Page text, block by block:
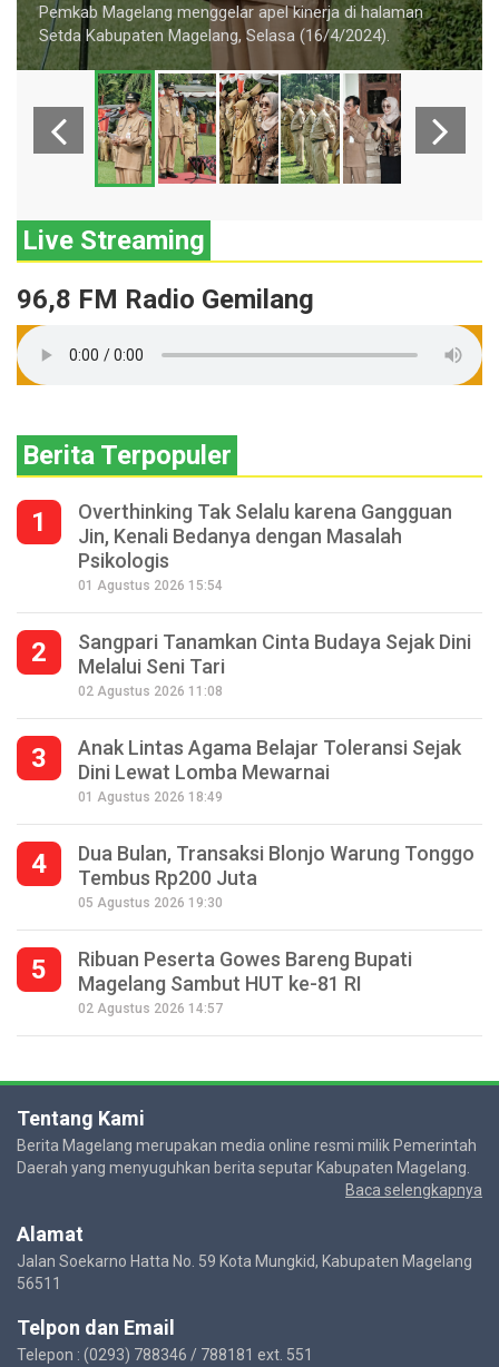
Pemkab Magelang menggelar apel kinerja di halaman
Setda Kabupaten Magelang, Selasa (16/4/2024).
Live Streaming
96,8 FM Radio Gemilang
Berita Terpopuler
1
Overthinking Tak Selalu karena Gangguan
Jin, Kenali Bedanya dengan Masalah
Psikologis
01 Agustus 2026 15:54
2
Sangpari Tanamkan Cinta Budaya Sejak Dini
Melalui Seni Tari
02 Agustus 2026 11:08
3
Anak Lintas Agama Belajar Toleransi Sejak
Dini Lewat Lomba Mewarnai
01 Agustus 2026 18:49
4
Dua Bulan, Transaksi Blonjo Warung Tonggo
Tembus Rp200 Juta
05 Agustus 2026 19:30
5
Ribuan Peserta Gowes Bareng Bupati
Magelang Sambut HUT ke-81 RI
02 Agustus 2026 14:57
Tentang Kami
Berita Magelang merupakan media online resmi milik Pemerintah
Daerah yang menyuguhkan berita seputar Kabupaten Magelang.
Baca selengkapnya
Alamat
Jalan Soekarno Hatta No. 59 Kota Mungkid, Kabupaten Magelang
56511
Telpon dan Email
Telepon : (0293) 788346 / 788181 ext. 551